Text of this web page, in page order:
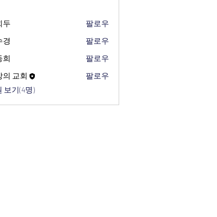
두
팔로우
경
팔로우
희
팔로우
의 교회
팔로우
보기(4명)